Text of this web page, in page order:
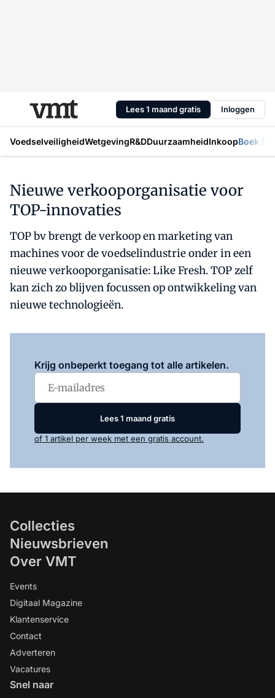
Lees 1 maand gratis Inloggen
VoedselveiligheidWetgevingR&DDuurzaamheidInkoopBoek
Nieuwe verkooporganisatie voor
TOP-innovaties
TOP bv brengt de verkoop en marketing van
machines voor de voedselindustrie onder in een
nieuwe verkooporganisatie: Like Fresh. TOP zelf
kan zich zo blijven focussen op ontwikkeling van
nieuwe technologieën.
Krijg onbeperkt toegang tot alle artikelen.
Lees 1 maand gratis
of 1 artikel per week met een gratis account.
Collecties
Nieuwsbrieven
Over VMT
Events
Digitaal Magazine
Klantenservice
Contact
Adverteren
Vacatures
Snel naar